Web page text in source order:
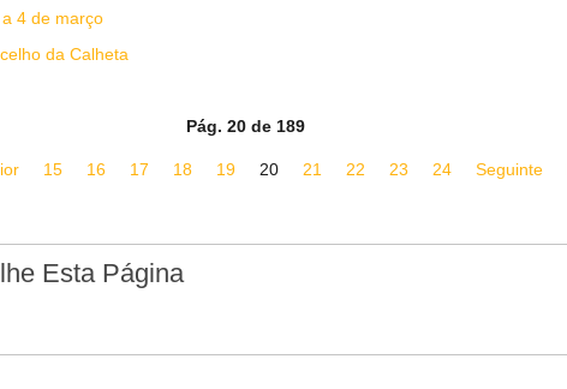
4 de março
da Calheta
Pág. 20 de 189
15 16 17 18 19 20 21 22 23 24 Seguinte
Esta Página